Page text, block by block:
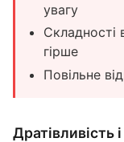
увагу
Складності
гірше
Повільне
Дратівливість